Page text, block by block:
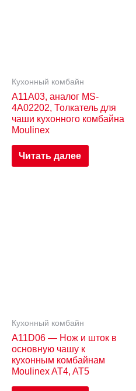
Кухонный комбайн
A11A03, аналог MS-
4A02202, Толкатель для
чаши кухонного комбайна
Moulinex
Читать далее
Кухонный комбайн
A11D06 — Нож и шток в
основную чашу к
кухонным комбайнам
Moulinex AT4, AT5